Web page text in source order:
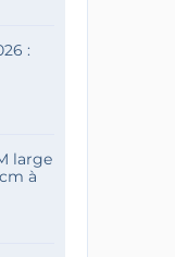
:
large
à